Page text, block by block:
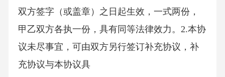
双方签字（或盖章）之日起生效，一式两份，
甲乙双方各执一份，具有同等法律效力。2.本协
议未尽事宜，可由双方另行签订补充协议，补
充协议与本协议具